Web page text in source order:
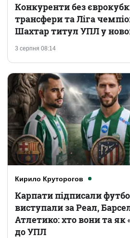
3 серпня 08:14
Конкуренти без
трансфери та Ліга
Шахтар титул УПЛ у
Кирило Круторогов
Карпати підписали
виступали за Реал,
Атлетико: хто вони та як
до УПЛ